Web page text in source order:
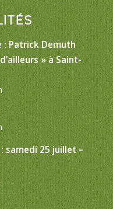
: Patrick Demuth
» à Saint-
samedi 25 juillet –